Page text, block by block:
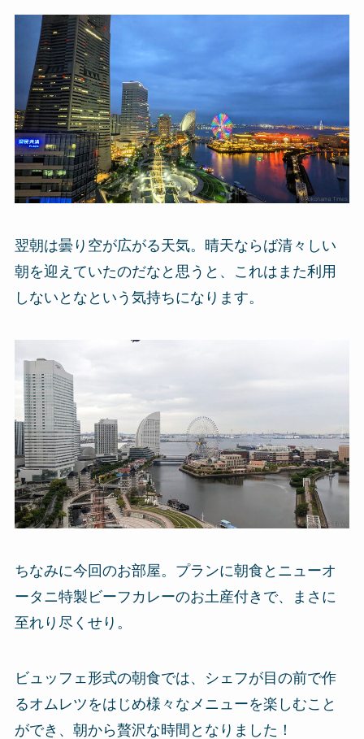
翌朝は曇り空が広がる天気。晴天ならば清々しい
朝を迎えていたのだなと思うと、これはまた利用
しないとなという気持ちになります。
ちなみに今回のお部屋。プランに朝食とニューオ
ータニ特製ビーフカレーのお土産付きで、まさに
至れり尽くせり。
ビュッフェ形式の朝食では、シェフが目の前で作
るオムレツをはじめ様々なメニューを楽しむこと
ができ、朝から贅沢な時間となりました！